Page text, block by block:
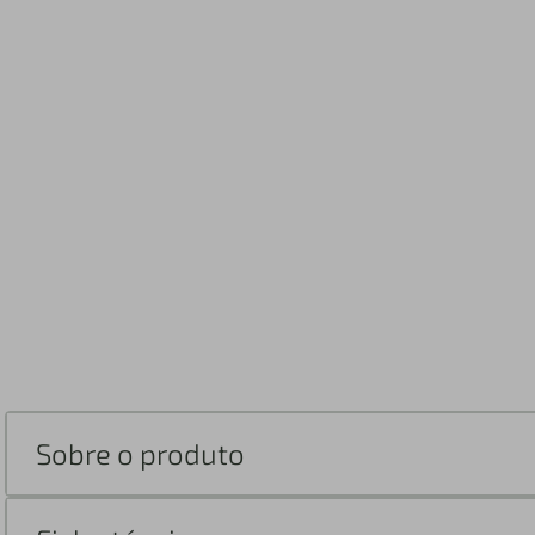
Sobre o produto